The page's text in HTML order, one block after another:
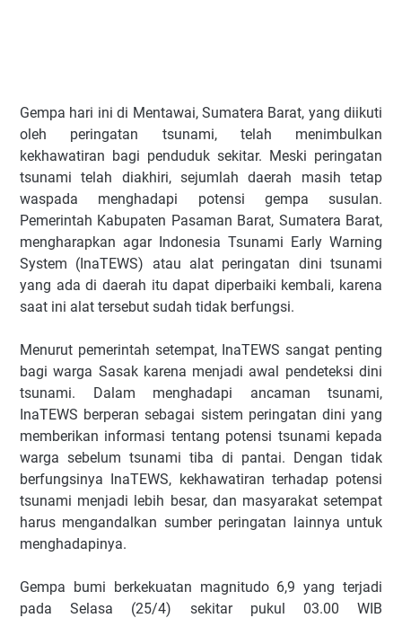
Gempa hari ini di Mentawai, Sumatera Barat, yang diikuti
oleh peringatan tsunami, telah menimbulkan
kekhawatiran bagi penduduk sekitar. Meski peringatan
tsunami telah diakhiri, sejumlah daerah masih tetap
waspada menghadapi potensi gempa susulan.
Pemerintah Kabupaten Pasaman Barat, Sumatera Barat,
mengharapkan agar Indonesia Tsunami Early Warning
System (InaTEWS) atau alat peringatan dini tsunami
yang ada di daerah itu dapat diperbaiki kembali, karena
saat ini alat tersebut sudah tidak berfungsi.
Menurut pemerintah setempat, InaTEWS sangat penting
bagi warga Sasak karena menjadi awal pendeteksi dini
tsunami. Dalam menghadapi ancaman tsunami,
InaTEWS berperan sebagai sistem peringatan dini yang
memberikan informasi tentang potensi tsunami kepada
warga sebelum tsunami tiba di pantai. Dengan tidak
berfungsinya InaTEWS, kekhawatiran terhadap potensi
tsunami menjadi lebih besar, dan masyarakat setempat
harus mengandalkan sumber peringatan lainnya untuk
menghadapinya.
Gempa bumi berkekuatan magnitudo 6,9 yang terjadi
pada Selasa (25/4) sekitar pukul 03.00 WIB